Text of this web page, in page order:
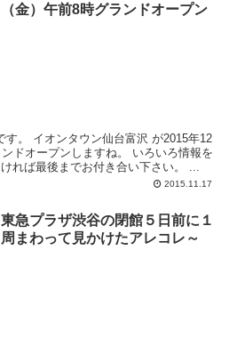
（金）午前8時グランドオープン
2015年12
ンしますね。 いろいろ情報を
収集してみました。 よろしければ最後までお付き合い下さい。 ...
2015.11.17
東急プラザ渋谷の閉館５日前に１
周まわって見かけたアレコレ～